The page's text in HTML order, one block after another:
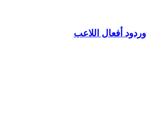
أفعال اللاعب